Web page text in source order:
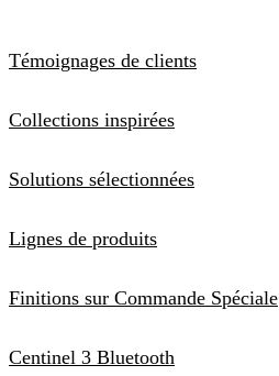
Témoignages de clients
Collections inspirées
Solutions sélectionnées
Lignes de produits
Finitions sur Commande Spéciale
Centinel 3 Bluetooth